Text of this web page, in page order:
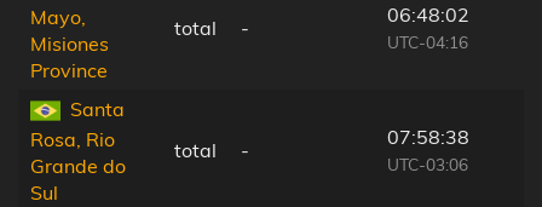
Mayo,
Misiones
Province
total -
06:48:02
UTC-04:16
Santa
Rosa, Rio
Grande do
Sul
total -
07:58:38
UTC-03:06